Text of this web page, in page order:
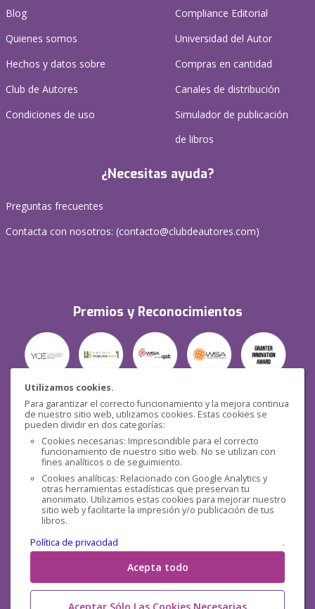
Utilizamos cookies.
Para garantizar el correcto funcionamiento y la mejora continua
de nuestro sitio web, utilizamos cookies. Estas cookies se
pueden dividir en dos categorías:
Cookies necesarias: Imprescindible para el correcto
funcionamiento de nuestro sitio web. No se utilizan con
fines analíticos o de seguimiento.
Cookies analíticas: Relacionado con Google Analytics y
otras herramientas estadísticas que preservan tu
anonimato. Utilizamos estas cookies para mejorar nuestro
sitio web y facilitarte la impresión y/o publicación de tus
libros.
Política de privacidad
.
Acepta todo
Blog
Quienes somos
Hechos y datos sobre
Club de Autores
Condiciones de uso
Compliance Editorial
Universidad del Autor
Compras en cantidad
Canales de distribución
Simulador de publicación
de libros
¿Necesitas ayuda?
Preguntas frecuentes
Contacta con nosotros: (contacto@clubdeautores.com)
Premios y Reconocimientos
Seguridad
Redes sociales